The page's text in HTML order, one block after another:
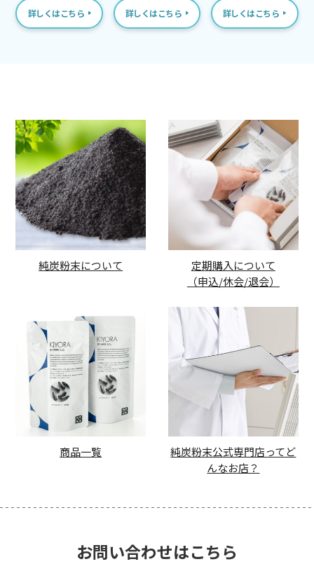
詳しくはこちら 詳しくはこちら 詳しくはこちら
純炭粉末について
定期購入について
（申込/休会/退会）
商品一覧
純炭粉末公式専門店ってど
んなお店？
お問い合わせはこちら